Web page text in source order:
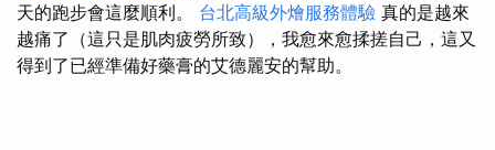
天的跑步會這麼順利。 台北高級外燴服務體驗 真的是越來
越痛了（這只是肌肉疲勞所致），我愈來愈揉搓自己，這又
得到了已經準備好藥膏的艾德麗安的幫助。